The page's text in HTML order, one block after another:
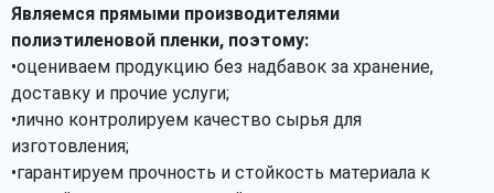
Являемся прямыми производителями
полиэтиленовой пленки, поэтому:
•оцениваем продукцию без надбавок за хранение,
доставку и прочие услуги;
•лично контролируем качество сырья для
изготовления;
•гарантируем прочность и стойкость материала к